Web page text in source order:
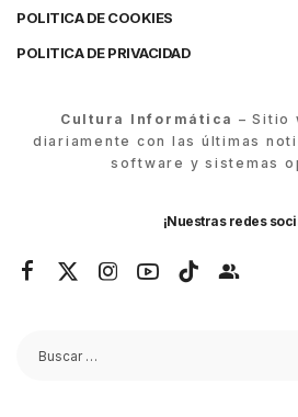
POLITICA DE COOKIES
POLITICA DE PRIVACIDAD
Cultura Informática – Sitio
diariamente con las últimas
software y sistemas
¡Nuestras redes